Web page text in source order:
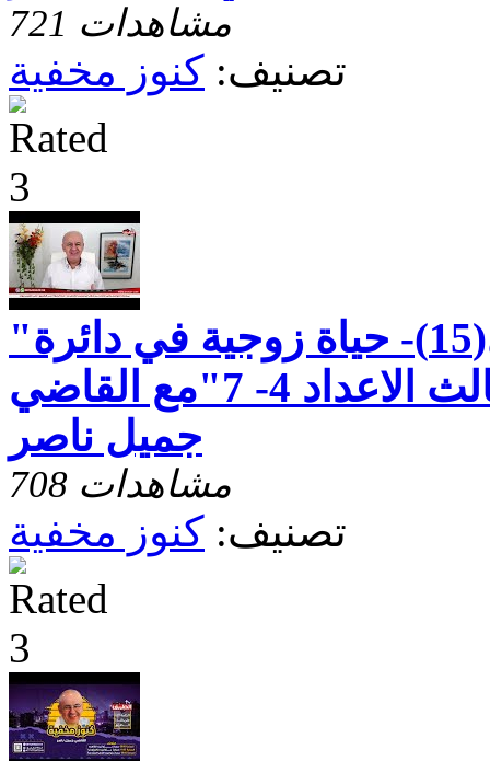
721 مشاهدات
تصنيف: كنوز مخفية
"رسالة بطرس الاولى(15)- حياة زوجية في دائرة
الرضا - الاصحاح الثالث الاعداد 4- 7"مع القاضي
جميل ناصر
708 مشاهدات
تصنيف: كنوز مخفية